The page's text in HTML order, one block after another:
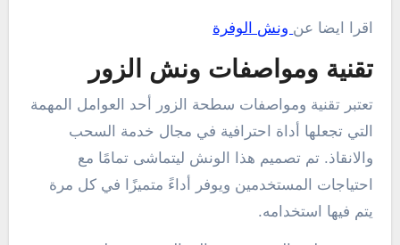
اقرا ايضا عن ونش الوفرة
تقنية ومواصفات ونش الزور
تعتبر تقنية ومواصفات سطحة الزور أحد العوامل المهمة
التي تجعلها أداة احترافية في مجال خدمة السحب
والانقاذ. تم تصميم هذا الونش ليتماشى تمامًا مع
احتياجات المستخدمين ويوفر أداءً متميزًا في كل مرة
يتم فيها استخدامه.